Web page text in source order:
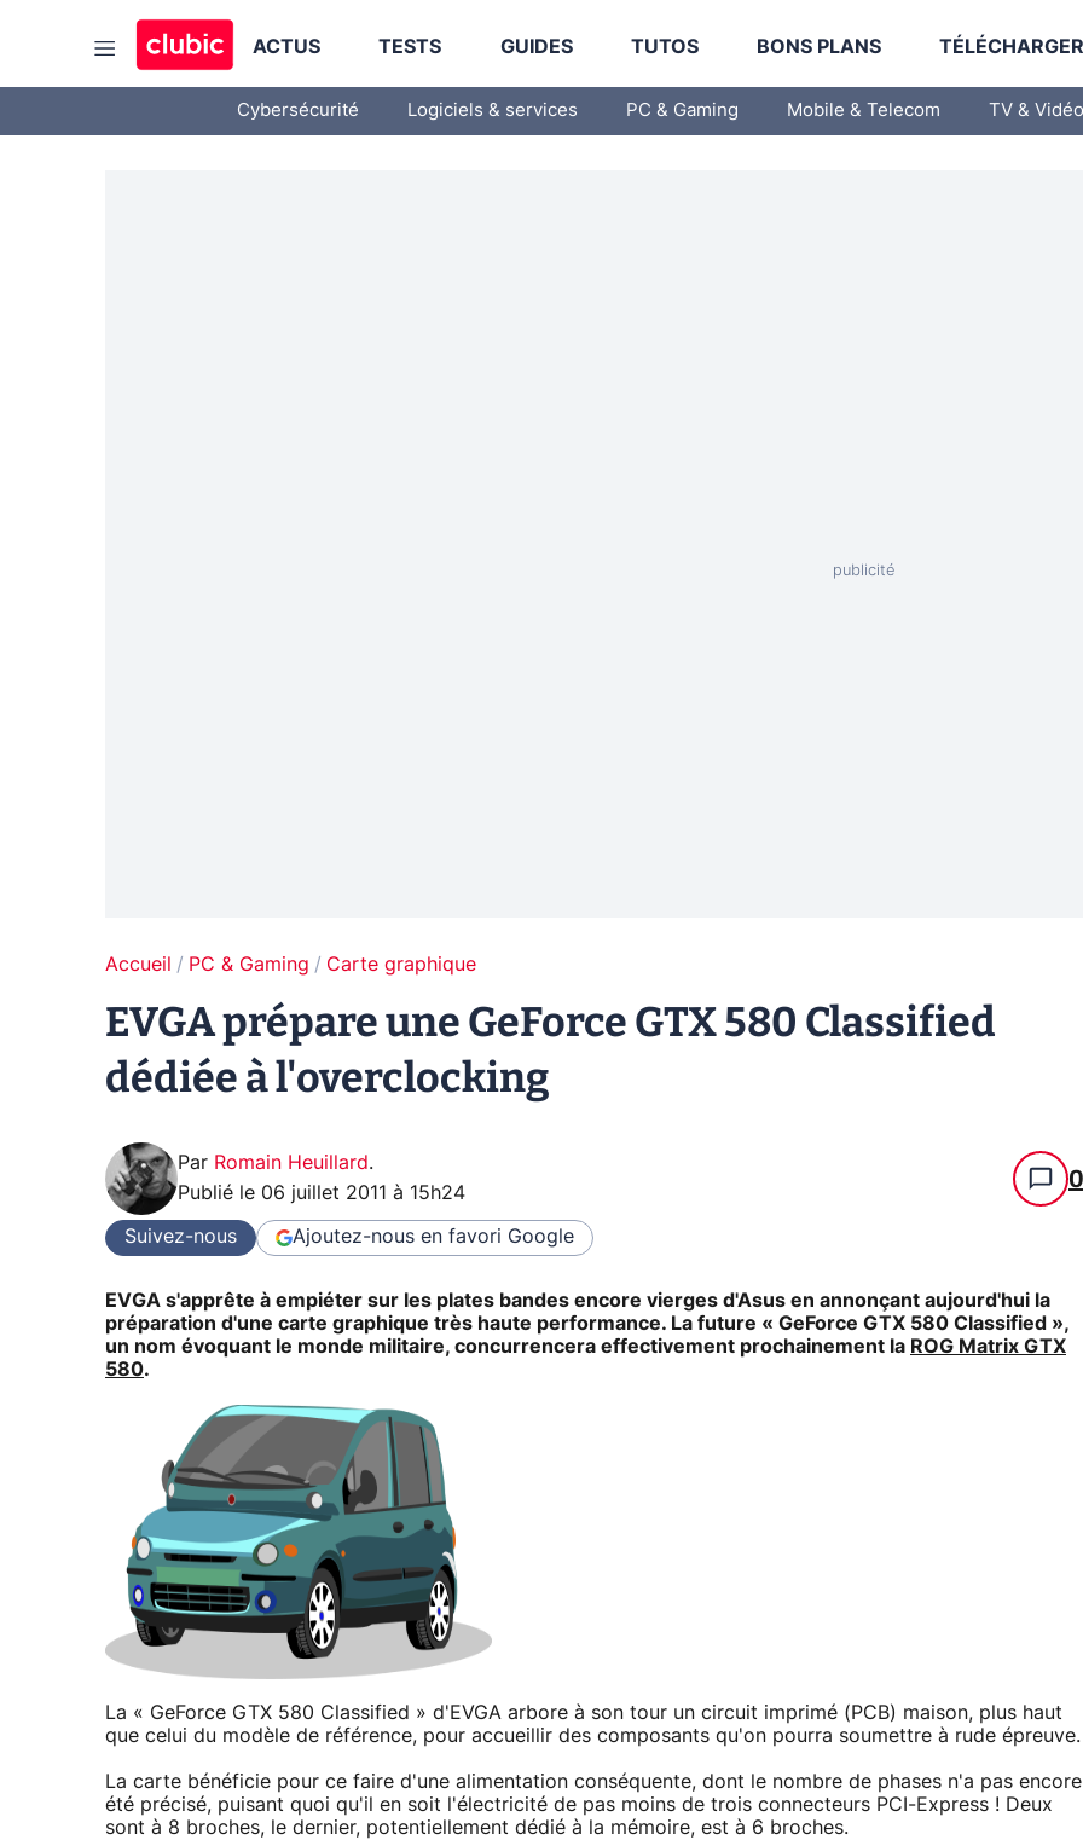
ACTUS TESTS GUIDES TUTOS BONS PLANS
Cybersécurité Logiciels & services PC & Gaming Mobile & Telecom TV & Vidéo
Accueil PC & Gaming Carte graphique
EVGA prépare une GeForce GTX 580 Classified
dédiée à l'overclocking
Par Romain Heuillard.
Publié le 06 juillet 2011 à 15h24 0
Suivez-nous Ajoutez-nous en favori Google
EVGA s'apprête à empiéter sur les plates bandes encore vierges d'Asus en annonçant aujourd'hui la
préparation d'une carte graphique très haute performance. La future « GeForce GTX 580 Classified »,
un nom évoquant le monde militaire, concurrencera effectivement prochainement la ROG Matrix GTX
580.
La « GeForce GTX 580 Classified » d'EVGA arbore à son tour un circuit imprimé (PCB) maison, plus haut
que celui du modèle de référence, pour accueillir des composants qu'on pourra soumettre à rude épreuve.
La carte bénéficie pour ce faire d'une alimentation conséquente, dont le nombre de phases n'a pas encore
été précisé, puisant quoi qu'il en soit l'électricité de pas moins de trois connecteurs PCI-Express ! Deux
sont à 8 broches, le dernier, potentiellement dédié à la mémoire, est à 6 broches.